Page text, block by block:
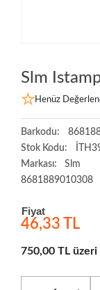
Slm
Henüz
Barkodu:
Stok Kodu:
Markası:
Slm
8681889010308
Fiyat
46,33 TL
750,00 TL üzeri